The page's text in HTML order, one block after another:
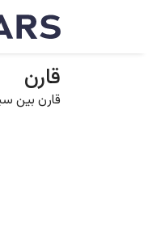
قارن
قارن بين